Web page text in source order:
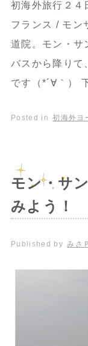
初海外旅行２４
フランス / モン
道院。モン・サ
バスから降りて
です（*´∀｀）
Posted in 初海外ヨ
モン・サ
みよう！
Published by みさＰ